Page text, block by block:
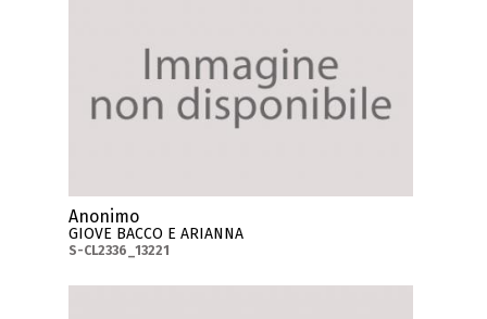
Anonimo
GIOVE BACCO E ARIANNA
S-CL2336_13221